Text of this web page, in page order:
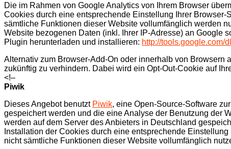
Die im Rahmen von Google Analytics von Ihrem Browser
Cookies durch eine entsprechende Einstellung Ihrer
sämtliche Funktionen dieser Website vollumfänglich werden
Website bezogenen Daten (inkl. Ihrer IP-Adresse) an Google
Plugin herunterladen und installieren: http://tools.google.com/
Alternativ zum Browser-Add-On oder innerhalb von Browsern
zukünftig zu verhindern. Dabei wird ein Opt-Out-Cookie auf
<!–
Piwik
Dieses Angebot benutzt Piwik, eine Open-Source-Software
gespeichert werden und die eine Analyse der Benutzung der
werden auf dem Server des Anbieters in Deutschland
Installation der Cookies durch eine entsprechende
nicht sämtliche Funktionen dieser Website vollumfänglich